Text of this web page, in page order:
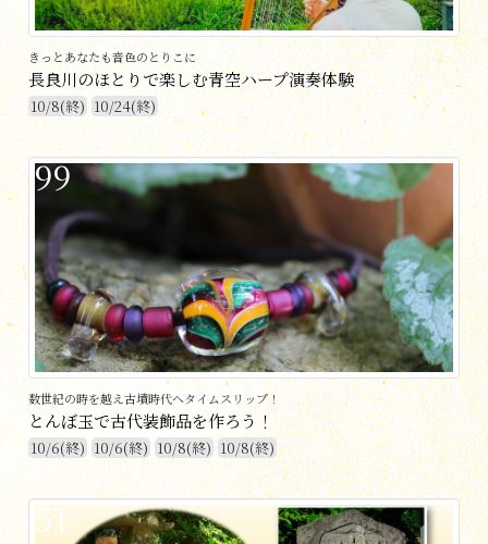
きっとあなたも音色のとりこに
長良川のほとりで楽しむ青空ハープ演奏体験
10/8(終) 10/24(終)
99
数世紀の時を越え古墳時代へタイムスリップ！
とんぼ玉で古代装飾品を作ろう！
10/6(終) 10/6(終) 10/8(終) 10/8(終)
51